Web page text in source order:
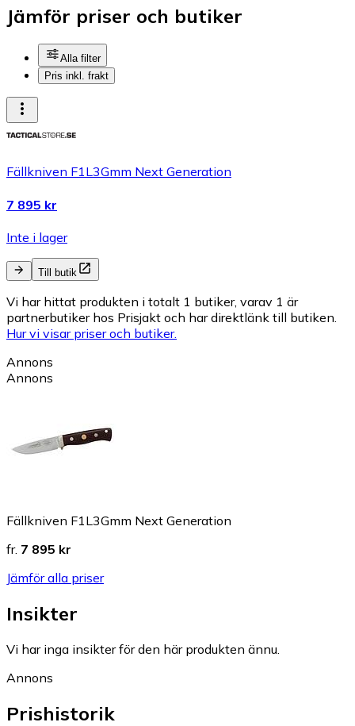
Jämför priser och butiker
Alla filter
Pris inkl. frakt
Fällkniven F1L3Gmm Next Generation
7 895 kr
Inte i lager
Till butik
Vi har hittat produkten i totalt 1 butiker, varav 1 är
partnerbutiker hos Prisjakt och har direktlänk till butiken.
Hur vi visar priser och butiker.
Annons
Annons
Fällkniven F1L3Gmm Next Generation
fr. 7 895 kr
Jämför alla priser
Insikter
Vi har inga insikter för den här produkten ännu.
Annons
Prishistorik